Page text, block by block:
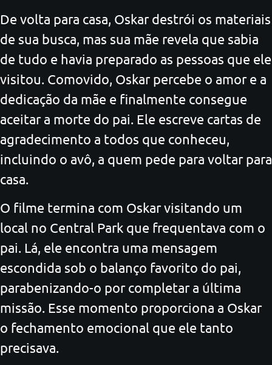
De volta para casa, Oskar destrói os materiais
de sua busca, mas sua mãe revela que sabia
de tudo e havia preparado as pessoas que ele
visitou. Comovido, Oskar percebe o amor e a
dedicação da mãe e finalmente consegue
aceitar a morte do pai. Ele escreve cartas de
agradecimento a todos que conheceu,
incluindo o avô, a quem pede para voltar para
casa.
O filme termina com Oskar visitando um
local no Central Park que frequentava com o
pai. Lá, ele encontra uma mensagem
escondida sob o balanço favorito do pai,
parabenizando-o por completar a última
missão. Esse momento proporciona a Oskar
o fechamento emocional que ele tanto
precisava.